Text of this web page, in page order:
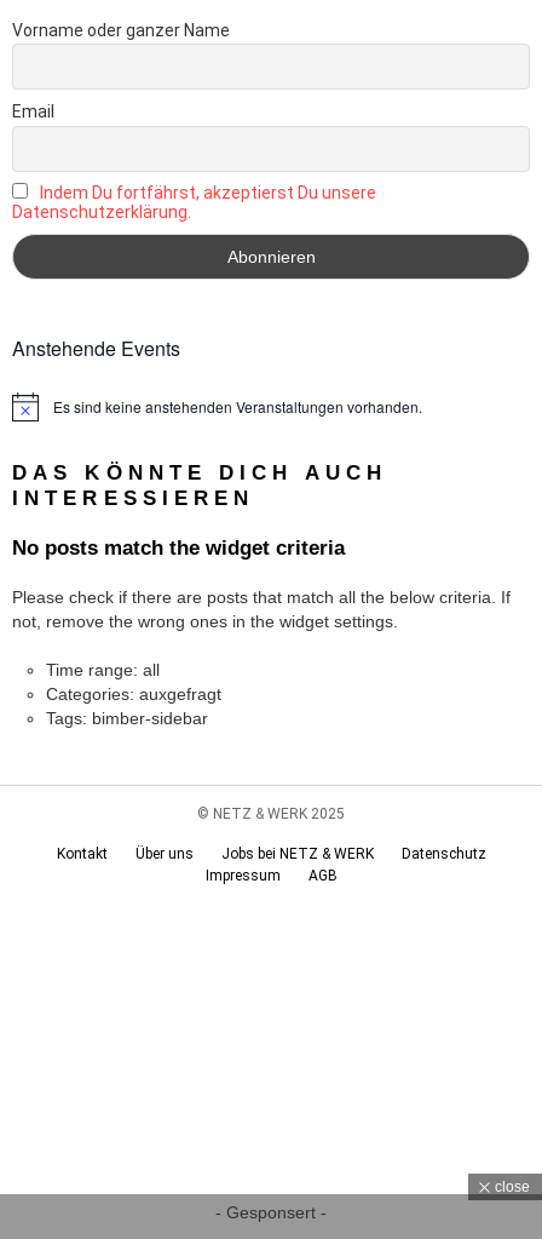
Vorname oder ganzer Name
Email
Indem Du fortfährst, akzeptierst Du unsere
Datenschutzerklärung.
Anstehende Events
HinweisEs sind keine anstehenden Veranstaltungen vorhanden.
DAS KÖNNTE DICH AUCH
INTERESSIEREN
No posts match the widget criteria
Please check if there are posts that match all the below criteria. If
not, remove the wrong ones in the widget settings.
Time range: all
Categories: auxgefragt
Tags: bimber-sidebar
© NETZ & WERK 2025
Kontakt Über uns Jobs bei NETZ & WERK
Datenschutz
Impressum
AGB
- Gesponsert -
close